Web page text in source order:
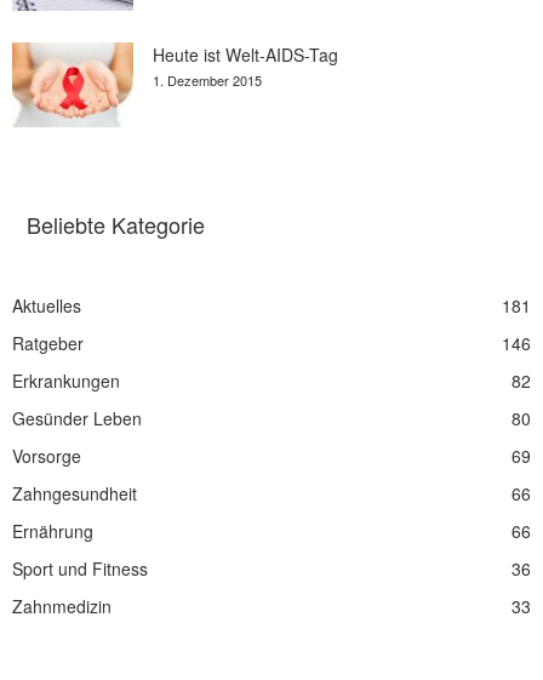
Heute ist Welt-AIDS-Tag
1. Dezember 2015
Beliebte Kategorie
Aktuelles
181
Ratgeber
146
Erkrankungen
82
Gesünder Leben
80
Vorsorge
69
Zahngesundheit
66
Ernährung
66
Sport und Fitness
36
Zahnmedizin
33